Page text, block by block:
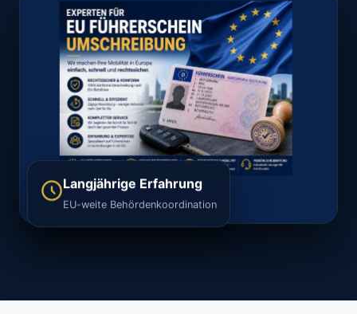
Langjährige Erfahrung
EU-weite Behördenkoordination